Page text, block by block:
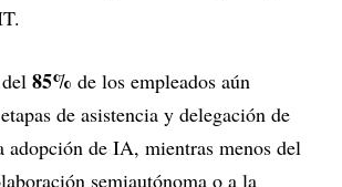
85% de los empleados aún
de asistencia y delegación de
adopción de IA, mientras menos del
semiautónoma o a la